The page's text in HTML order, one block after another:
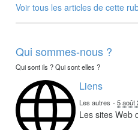
Voir tous les articles de cette
Qui sommes-nous ?
Qui sont ils ? Qui sont elles ?
Liens
Les autres -5 août
Les sites Web